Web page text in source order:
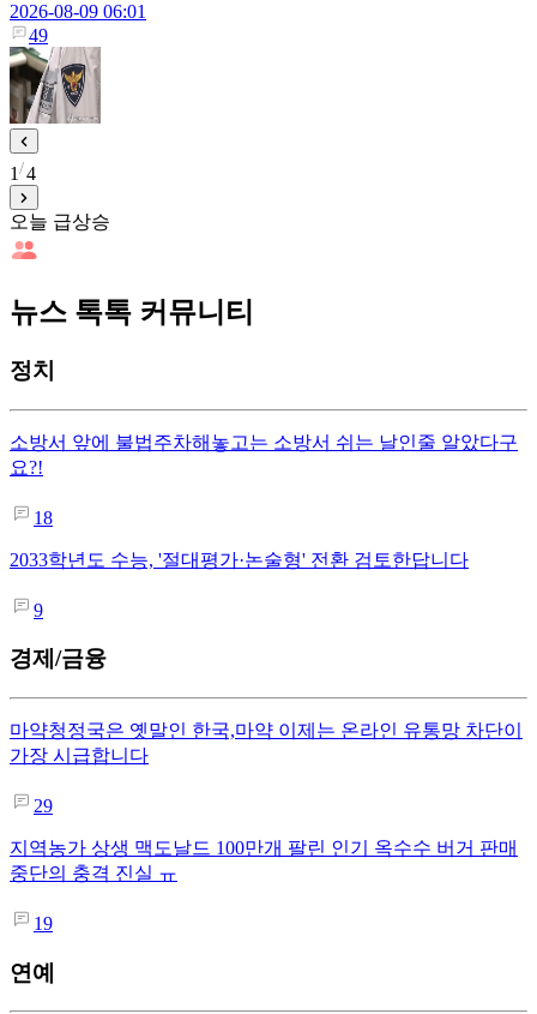
2026-08-09 06:01
49
1 4
오늘 급상승
뉴스 톡톡 커뮤니티
정치
소방서 앞에 불법주차해놓고는 소방서 쉬는 날인줄 알았다구
요?!
18
2033학년도 수능, '절대평가·논술형' 전환 검토한답니다
9
경제/금융
마약청정국은 옛말인 한국,마약 이제는 온라인 유통망 차단이
가장 시급합니다
29
지역농가 상생 맥도날드 100만개 팔린 인기 옥수수 버거 판매
중단의 충격 진실 ㅠ
19
연예